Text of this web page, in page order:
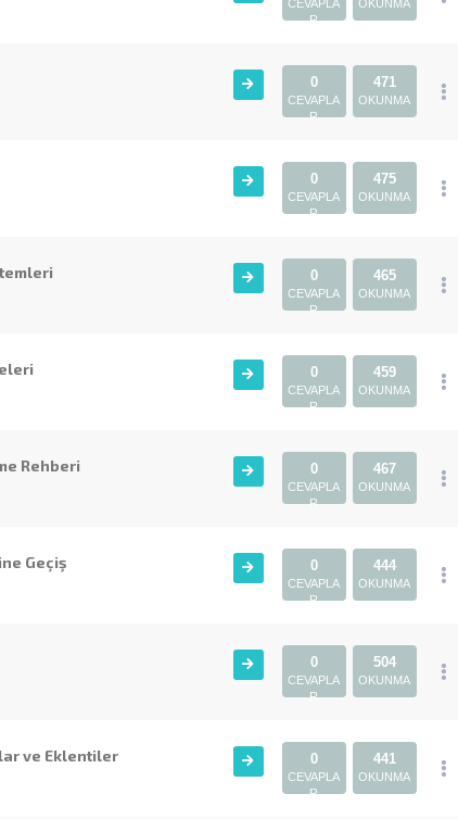
CEVAPLA
R
OKUNMA
0
CEVAPLA
R
471
OKUNMA
0
CEVAPLA
R
475
OKUNMA
0
CEVAPLA
R
465
OKUNMA
0
CEVAPLA
R
459
OKUNMA
Rehberi 0
CEVAPLA
R
467
OKUNMA
Geçiş 0
CEVAPLA
R
444
OKUNMA
0
CEVAPLA
R
504
OKUNMA
ve Eklentiler 0
CEVAPLA
R
441
OKUNMA